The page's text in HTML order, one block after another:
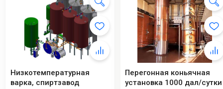
Низкотемпературная
варка, спиртзавод
Перегонная коньячная
установка 1000 дал/сутки